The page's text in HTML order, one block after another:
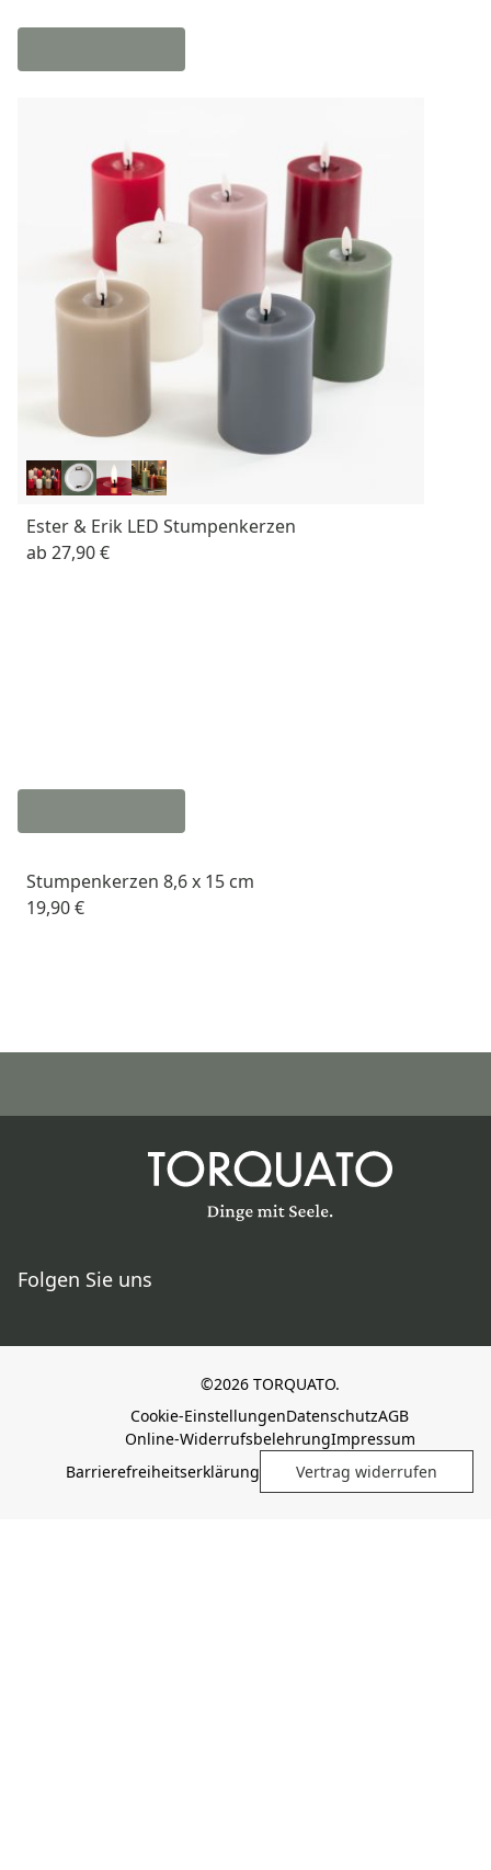
Ester & Erik LED Stumpenkerzen
ab 27,90 €
Stumpenkerzen 8,6 x 15 cm
19,90 €
Folgen Sie uns
©2026 TORQUATO.
Cookie-EinstellungenDatenschutzAGB
Online-WiderrufsbelehrungImpressum
Barrierefreiheitserklärung
Vertrag widerrufen